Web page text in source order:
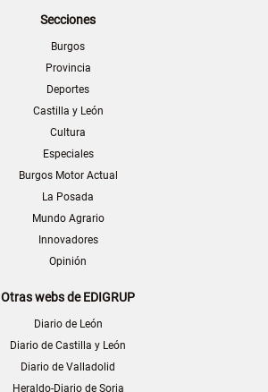
Secciones
Burgos
Provincia
Deportes
Castilla y León
Cultura
Especiales
Burgos Motor Actual
La Posada
Mundo Agrario
Innovadores
Opinión
Otras webs de EDIGRUP
Diario de León
Diario de Castilla y León
Diario de Valladolid
Heraldo-Diario de Soria